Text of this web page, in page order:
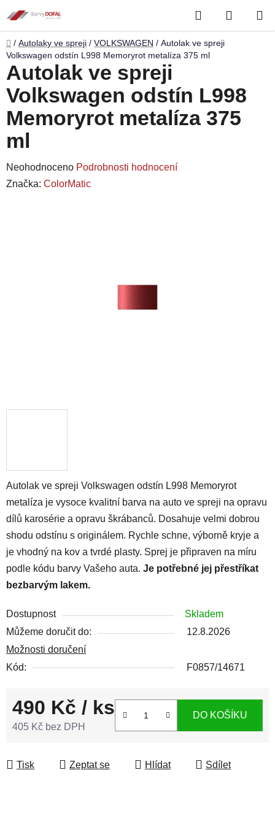
na
obsah
Hledat
KOŠÍK
Domů
/ Autolaky ve spreji / VOLKSWAGEN / Autolak ve spreji
Volkswagen odstín L998 Memoryrot metalíza 375 ml
Autolak ve spreji Volkswagen odstín L998 Memoryrot
metalíza je vysoce kvalitní barva na auto ve spreji na opravu
dílů karosérie a opravu škrábanců. Dosahuje velmi dobrou
shodu odstínu s originálem. Rychle schne, výborně kryje a
je vhodný na kov a tvrdé plasty. Sprej je připraven na míru
podle kódu barvy Vašeho auta. Je potřebné jej přestříkat
bezbarvým lakem.
Dostupnost
Skladem
Můžeme doručit do:
12.8.2026
Možnosti doručení
Kód:
F0857/14671
490 Kč / ks
405 Kč bez DPH
DO KOŠÍKU
Tisk Zeptat se Hlídat Sdílet
Autolak ve spreji
Volkswagen odstín L998
Memoryrot metalíza 375
ml
Průměrné
hodnocení
Neohodnoceno Podrobnosti hodnocení
Značka: ColorMatic